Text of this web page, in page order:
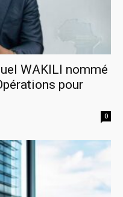
WAKILI nommé
pour
0